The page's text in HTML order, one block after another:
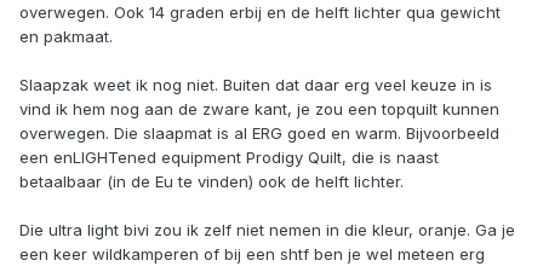
overwegen. Ook 14 graden erbij en de helft lichter qua gewicht
en pakmaat.
Slaapzak weet ik nog niet. Buiten dat daar erg veel keuze in is
vind ik hem nog aan de zware kant, je zou een topquilt kunnen
overwegen. Die slaapmat is al ERG goed en warm. Bijvoorbeeld
een enLIGHTened equipment Prodigy Quilt, die is naast
betaalbaar (in de Eu te vinden) ook de helft lichter.
Die ultra light bivi zou ik zelf niet nemen in die kleur, oranje. Ga je
een keer wildkamperen of bij een shtf ben je wel meteen erg